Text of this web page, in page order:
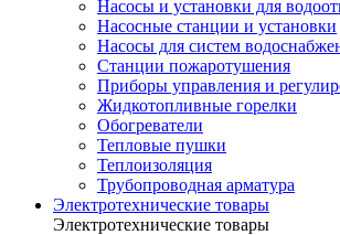
Насосы и установки для
Насосные станции и установки
Насосы для систем
Станции пожаротушения
Приборы управления и
Жидкотопливные горелки
Обогреватели
Тепловые пушки
Теплоизоляция
Трубопроводная арматура
Электротехнические товары
Электротехнические товары